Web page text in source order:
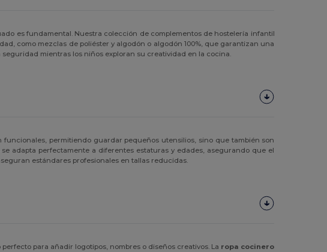
es fundamental. Nuestra colección de complementos de hostelería infantil
como mezclas de poliéster y algodón o algodón 100%, que garantizan una
mientras los niños exploran su creatividad en la cocina.
permitiendo guardar pequeños utensilios, sino que también son
adapta perfectamente a diferentes estaturas y edades, asegurando que el
estándares profesionales en tallas reducidas.
para añadir logotipos, nombres o diseños creativos. La ropa cocinero